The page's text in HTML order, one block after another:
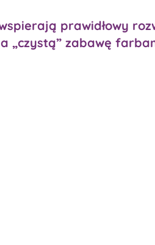
prawidłowy
„czystą” zabawę